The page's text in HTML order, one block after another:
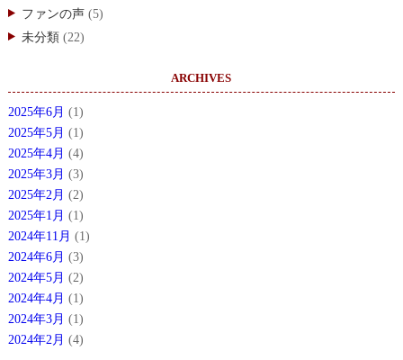
ファンの声(5)
未分類 (22)
ARCHIVES
2025年6月 (1)
2025年5月 (1)
2025年4月 (4)
2025年3月 (3)
2025年2月 (2)
2025年1月 (1)
2024年11月 (1)
2024年6月 (3)
2024年5月 (2)
2024年4月 (1)
2024年3月 (1)
2024年2月 (4)